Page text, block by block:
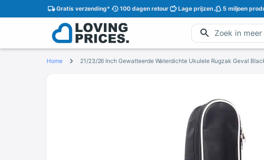
Gratisverzending* 100 dagenretour Lage prijzen 5 miljoen
Home